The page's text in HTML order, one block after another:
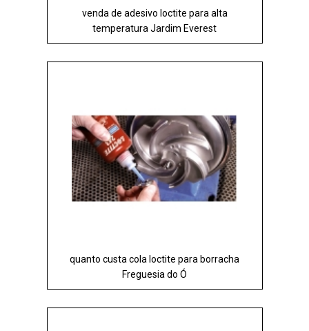
venda de adesivo loctite para alta
temperatura Jardim Everest
quanto custa cola loctite para borracha
Freguesia do Ó